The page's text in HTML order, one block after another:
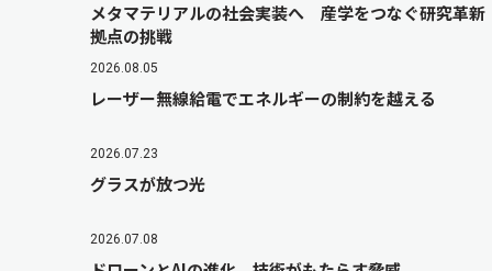
メタマテリアルの社会実装へ 産学をつなぐ研究革新
拠点の挑戦
2026.08.05
レーザー無線給電でエネルギーの制約を越える
2026.07.23
グラスが放つ光
2026.07.08